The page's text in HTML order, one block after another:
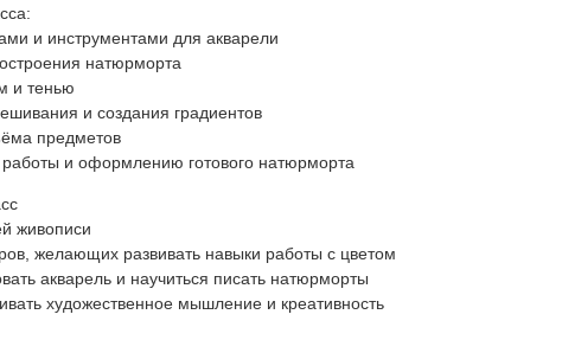
и инструментами для акварели
натюрморта
и тенью
и создания градиентов
предметов
и оформлению готового натюрморта
живописи
желающих развивать навыки работы с цветом
акварель и научиться писать натюрморты
художественное мышление и креативность